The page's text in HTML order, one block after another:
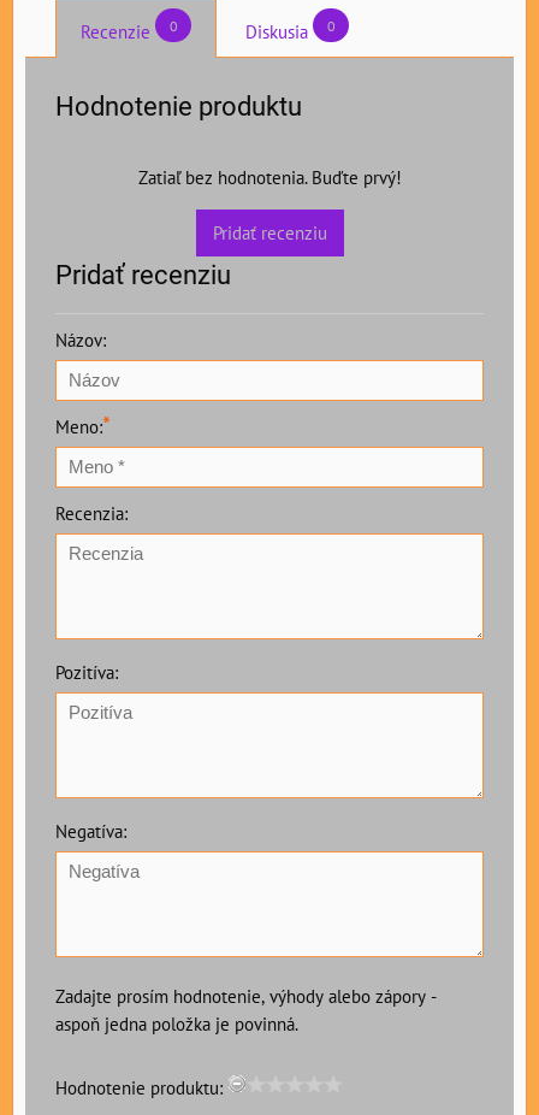
Recenzie 0 Diskusia 0
Hodnotenie produktu
Zatiaľ bez hodnotenia. Buďte prvý!
Pridať recenziu
Pridať recenziu
Názov:
Meno:*
Recenzia:
Pozitíva:
Negatíva:
Zadajte prosím hodnotenie, výhody alebo zápory -
aspoň jedna položka je povinná.
Hodnotenie produktu: